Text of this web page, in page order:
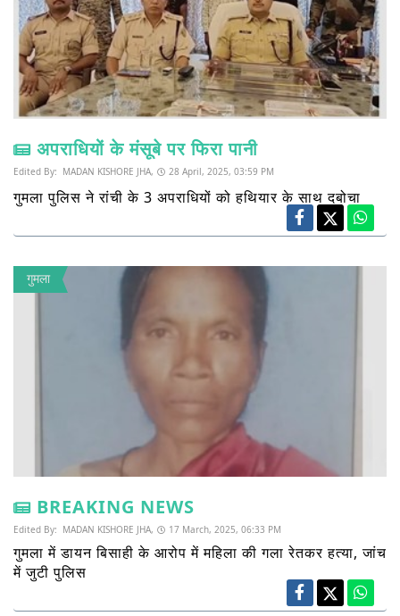
अपराधियों के मंसूबे पर फिरा पानी
Edited By: MADAN KISHORE JHA, 28 April, 2025, 03:59 PM
गुमला पुलिस ने रांची के 3 अपराधियों को हथियार के साथ दबोचा
गुमला
BREAKING NEWS
Edited By: MADAN KISHORE JHA, 17 March, 2025, 06:33 PM
गुमला में डायन बिसाही के आरोप में महिला की गला रेतकर हत्या, जांच
में जुटी पुलिस